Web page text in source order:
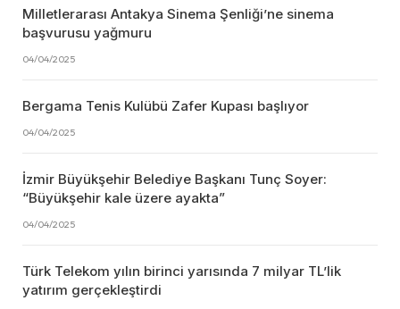
Milletlerarası Antakya Sinema Şenliği’ne sinema
başvurusu yağmuru
04/04/2025
Bergama Tenis Kulübü Zafer Kupası başlıyor
04/04/2025
İzmir Büyükşehir Belediye Başkanı Tunç Soyer:
“Büyükşehir kale üzere ayakta”
04/04/2025
Türk Telekom yılın birinci yarısında 7 milyar TL’lik
yatırım gerçekleştirdi